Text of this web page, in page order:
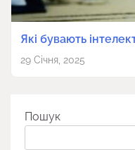
Які бувають
29 Січня, 2025
Пошук